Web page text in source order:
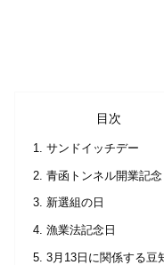
目次
サンドイッチデー
青函トンネル開業記念
新選組の日
漁業法記念日
3月13日に関係する豆